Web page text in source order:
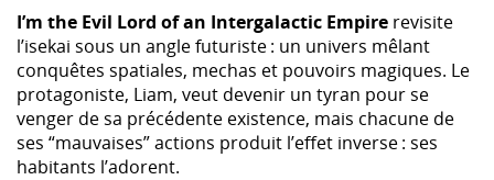
I’m the Evil Lord of an Intergalactic Empire revisite
l’isekai sous un angle futuriste : un univers mêlant
conquêtes spatiales, mechas et pouvoirs magiques. Le
protagoniste, Liam, veut devenir un tyran pour se
venger de sa précédente existence, mais chacune de
ses “mauvaises” actions produit l’effet inverse : ses
habitants l’adorent.